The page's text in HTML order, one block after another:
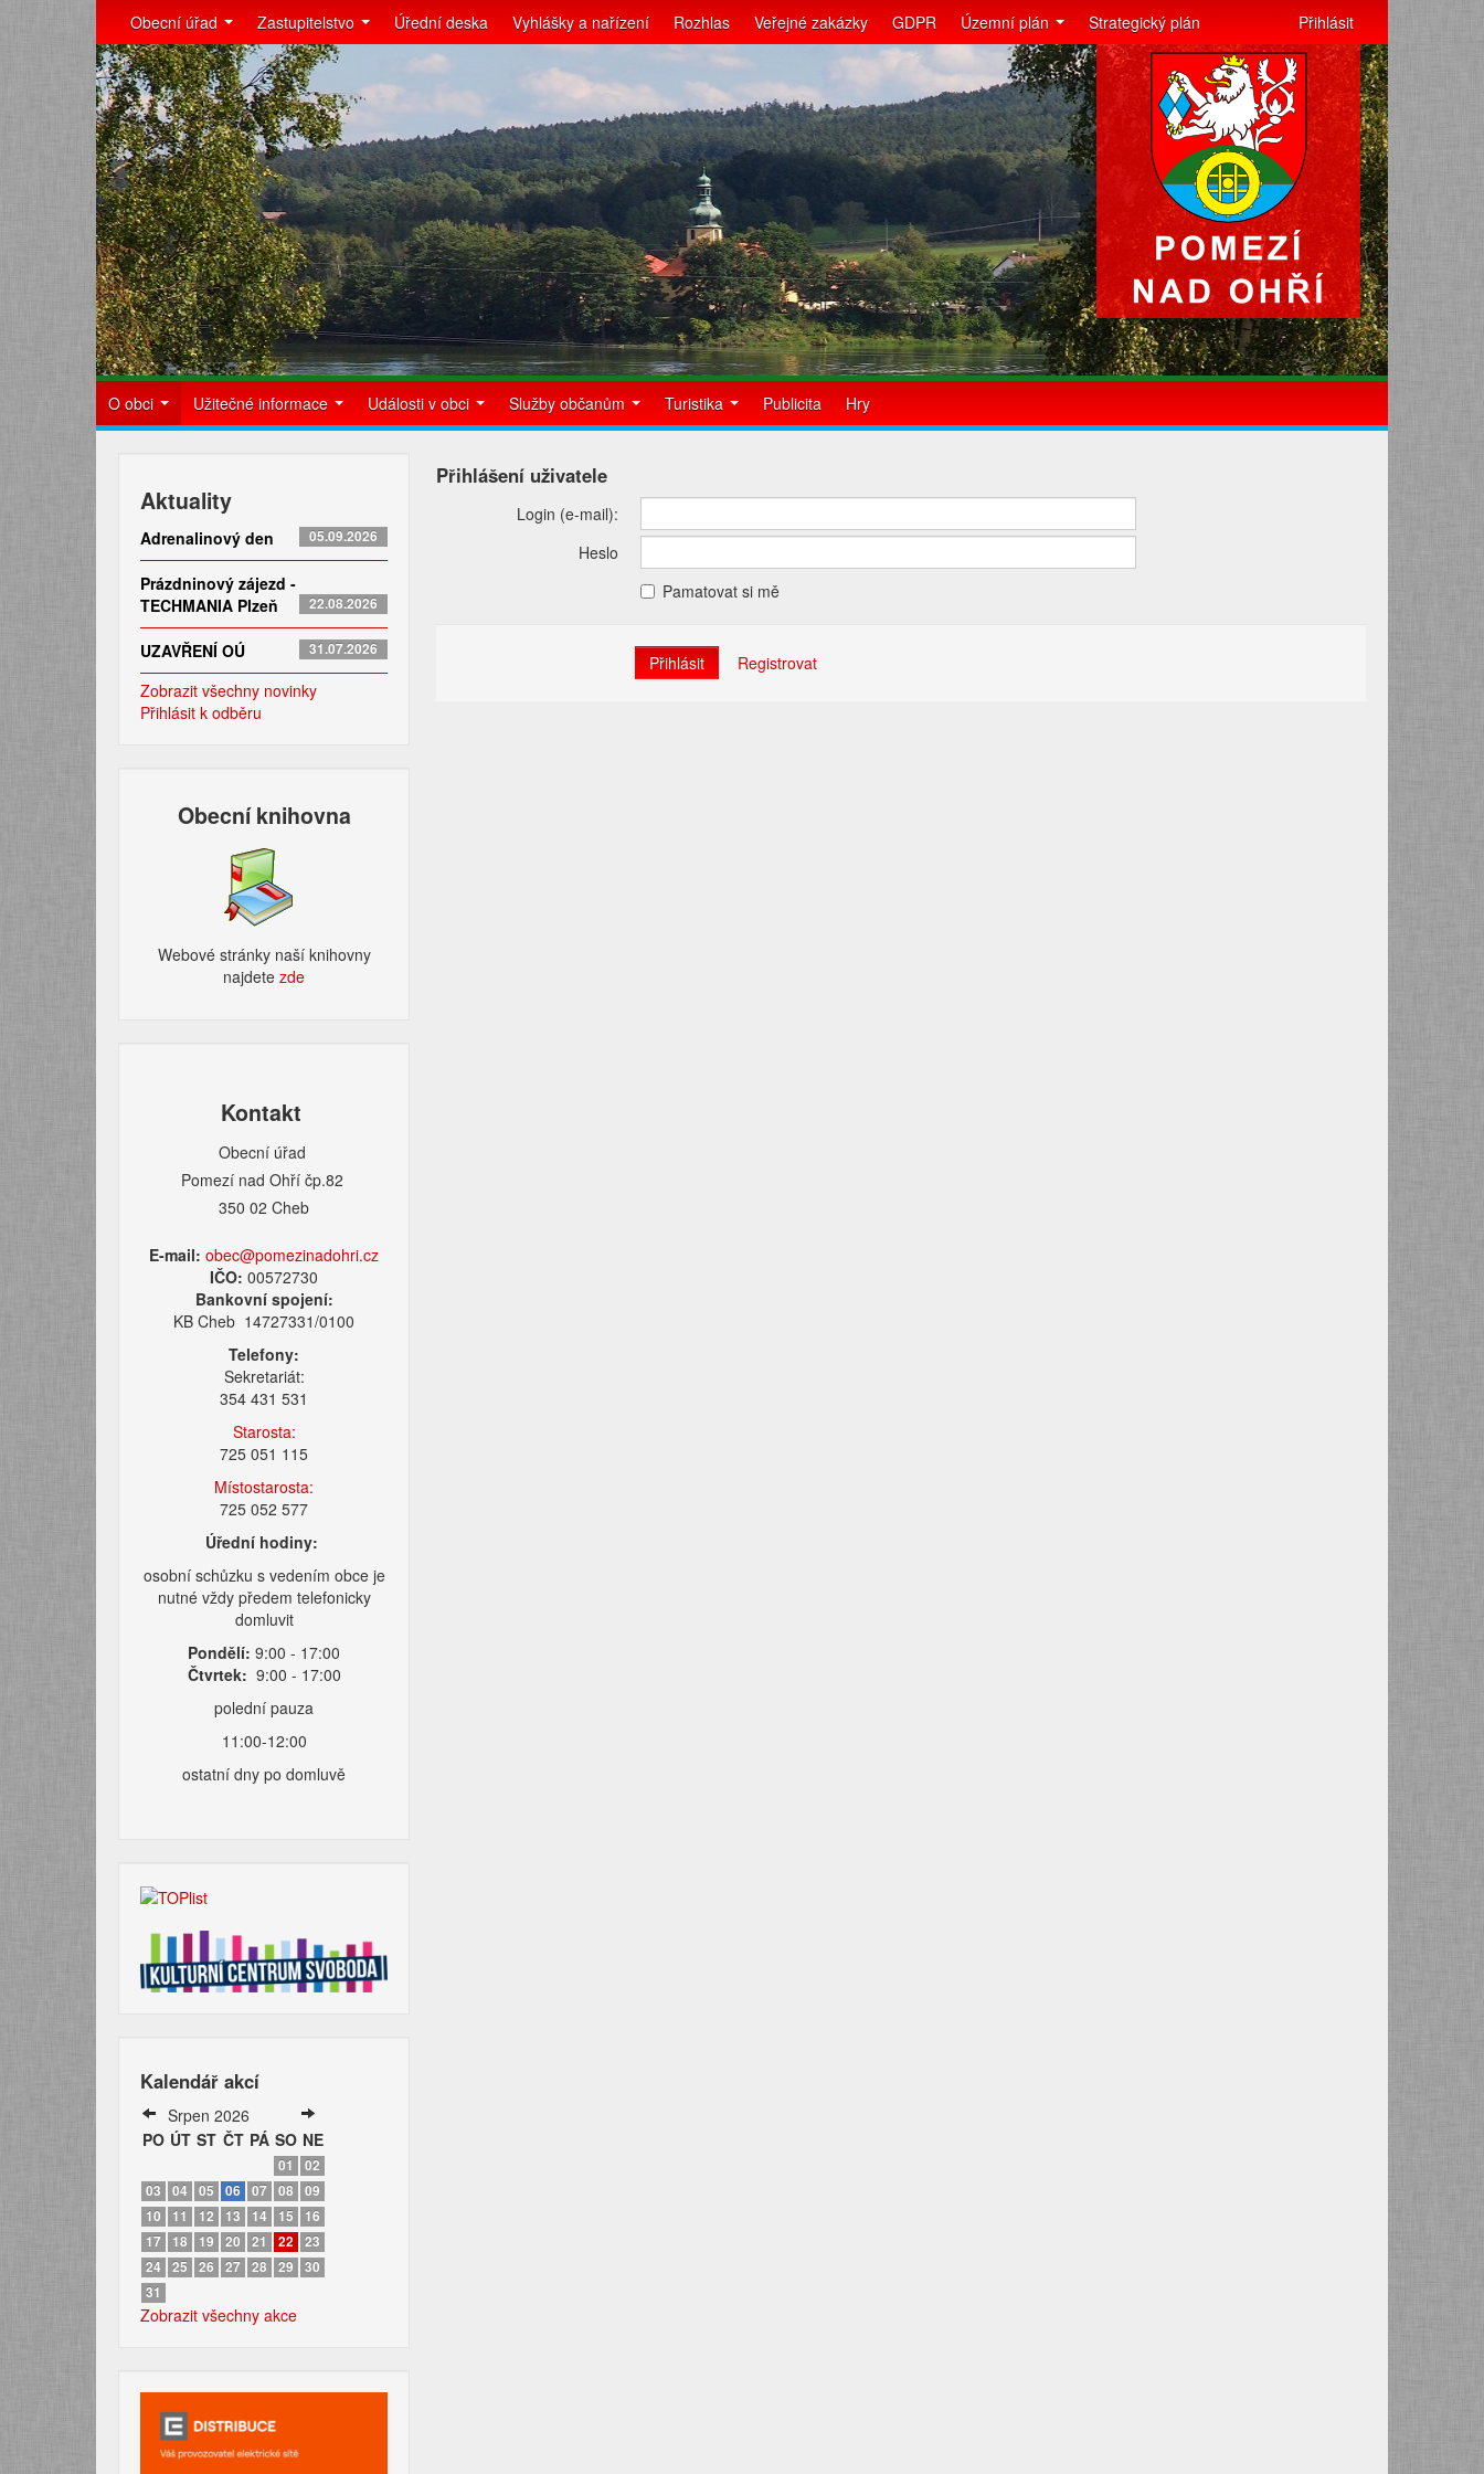
Obecní úřad Zastupitelstvo Úřední deska Vyhlášky a nařízení Rozhlas Veřejné zakázky GDPR Územní plán Strategický plán Přihlásit
O obci Užitečné informace Události v obci Služby občanům Turistika Publicita Hry
Aktuality
Adrenalinový den 05.09.2026
Prázdninový zájezd -
TECHMANIA Plzeň
22.08.2026
UZAVŘENÍ OÚ 31.07.2026
Zobrazit všechny novinky
Přihlásit k odběru
Obecní knihovna
Webové stránky naší knihovny
najdetezde​
Kontakt
Obecní úřad
Pomezí nad Ohří čp.82
350 02 Cheb
E-mail: obec@pomezinadohri.cz
IČO:00572730
Bankovní spojení:
KB Cheb 14727331/0100
Telefony:
Sekretariát:
354 431 531
Starosta:
725 051 115
Místostarosta:
725 052 577
Úřední hodiny:
osobní schůzku s vedením obce je
nutné vždy předem telefonicky
domluvit
Pondělí: 9:00 - 17:00
Čtvrtek: 9:00 - 17:00
polední pauza
11:00-12:00
ostatní dny po domluvě
Kalendář akcí
Srpen 2026
PO ÚT ST ČT PÁ SO NE
01
02
03
04 05 06 07 08
09
10
11 12 13 14 15
16
17 18 19 20 21 22
23
24
25 26 27 28 29
30
31
Zobrazit všechny akce
Přihlášení uživatele
Login (e-mail):
Heslo
Pamatovat si mě
Registrovat